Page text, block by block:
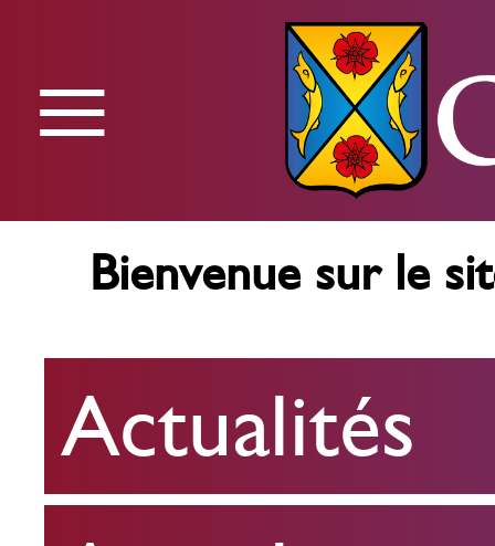
Menu
Actualités
Agenda
≡
Bienvenue sur le
Actualités